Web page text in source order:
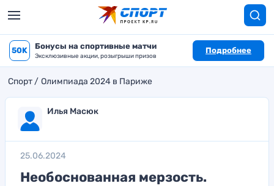
50K Бонусы на спортивные матчи
Эксклюзивные акции, розыгрыши призов
Подробнее
Спорт Олимпиада 2024 в Париже
Илья Масюк
25.06.2024
Необоснованная мерзость.